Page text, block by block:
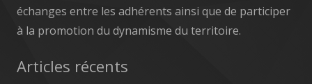
échanges entre les adhérents ainsi que de participer
à la promotion du dynamisme du territoire.
Articles récents